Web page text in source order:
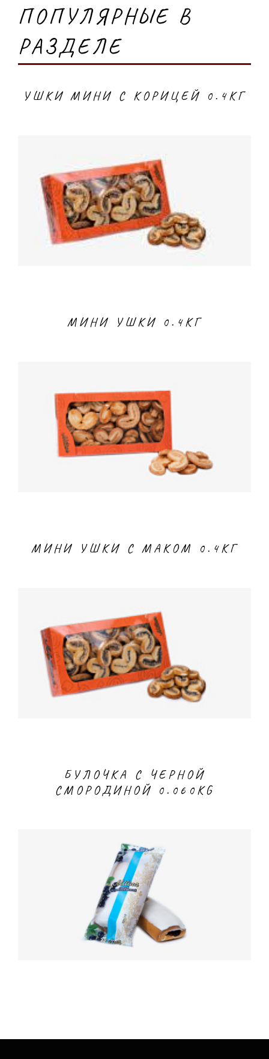
ПОПУЛЯРНЫЕ В
РАЗДЕЛЕ
УШКИ МИНИ С КОРИЦЕЙ 0.4КГ
МИНИ УШКИ 0.4КГ
МИНИ УШКИ С МАКОМ 0.4КГ
БУЛОЧКА С ЧЕРНОЙ
СМОРОДИНОЙ 0.060KG